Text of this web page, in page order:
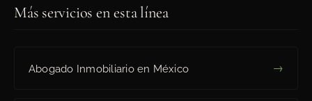
Más servicios en esta línea
Abogado Inmobiliario en México →